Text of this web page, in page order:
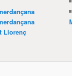
Llorenç